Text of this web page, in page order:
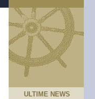
ULTIME NEWS